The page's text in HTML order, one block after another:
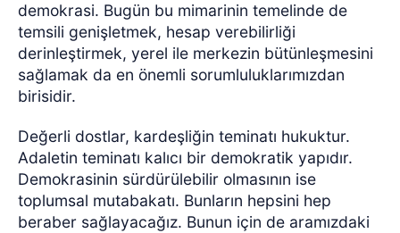
demokrasi. Bugün bu mimarinin temelinde de
temsili genişletmek, hesap verebilirliği
derinleştirmek, yerel ile merkezin bütünleşmesini
sağlamak da en önemli sorumluluklarımızdan
birisidir.
Değerli dostlar, kardeşliğin teminatı hukuktur.
Adaletin teminatı kalıcı bir demokratik yapıdır.
Demokrasinin sürdürülebilir olmasının ise
toplumsal mutabakatı. Bunların hepsini hep
beraber sağlayacağız. Bunun için de aramızdaki